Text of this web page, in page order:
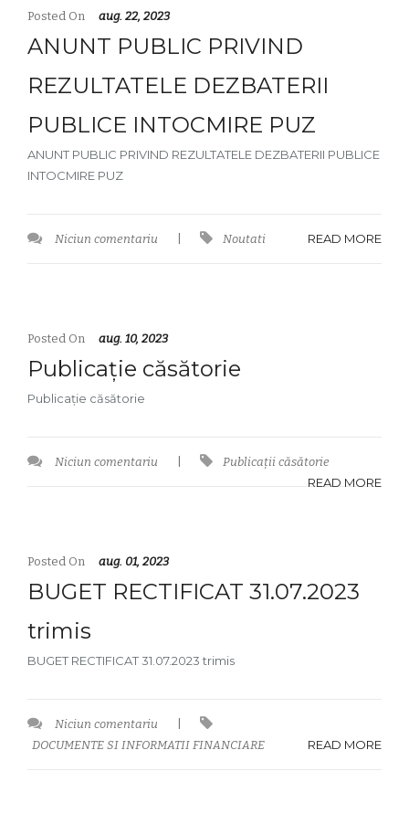
Posted On aug. 22, 2023
ANUNT PUBLIC PRIVIND
REZULTATELE DEZBATERII
PUBLICE INTOCMIRE PUZ
ANUNT PUBLIC PRIVIND REZULTATELE DEZBATERII PUBLICE
INTOCMIRE PUZ
Niciun comentariu Noutati READ MORE
Posted On aug. 10, 2023
Publicație căsătorie
Publicație căsătorie
Niciun comentariu Publicații căsătorie
READ MORE
Posted On aug. 01, 2023
BUGET RECTIFICAT 31.07.2023
trimis
BUGET RECTIFICAT 31.07.2023 trimis
Niciun comentariu
DOCUMENTE SI INFORMATII FINANCIARE
READ MORE